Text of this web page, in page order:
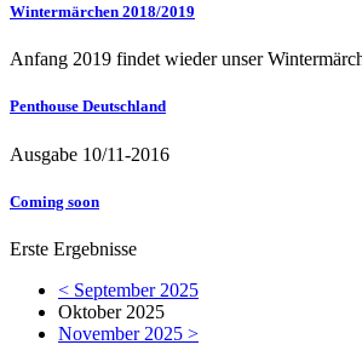
Wintermärchen 2018/2019
Anfang 2019 findet wieder unser
Penthouse Deutschland
Ausgabe 10/11-2016
Coming soon
Erste Ergebnisse
< September 2025
Oktober 2025
November 2025 >